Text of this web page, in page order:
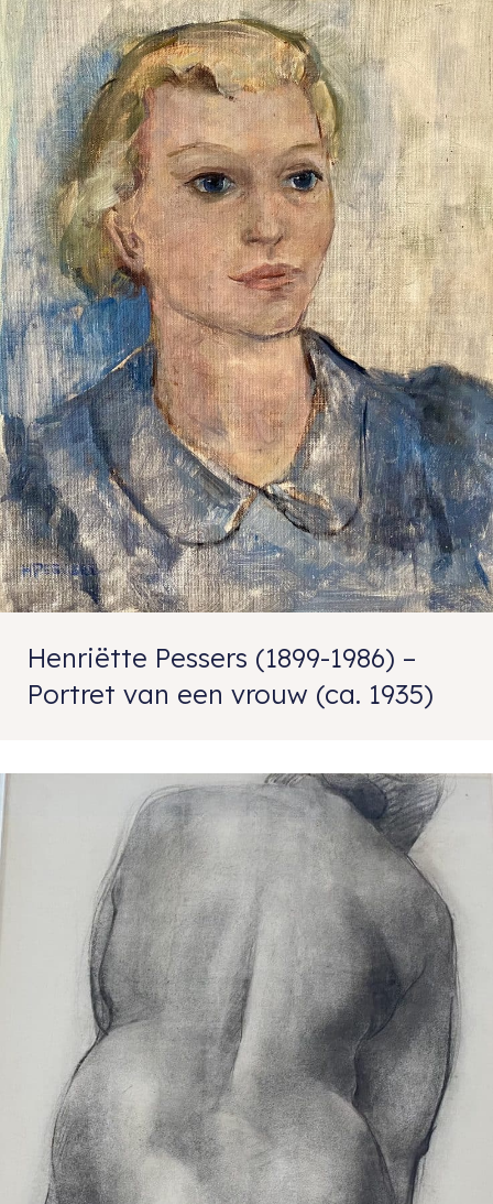
Henriëtte Pessers (1899-1986) –
Portret van een vrouw (ca. 1935)